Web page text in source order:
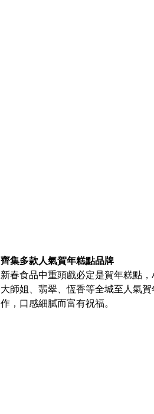
齊集多款人氣賀年糕點品牌
新春食品中重頭戲必定是賀年糕點
大師姐、翡翠、恆香等全城至人氣
作，口感細膩而富有祝福。